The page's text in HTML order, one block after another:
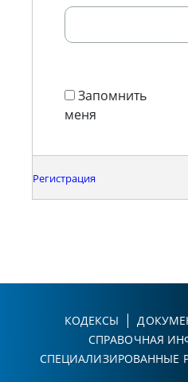
Запомнить
меня
Регистрация
КОДЕКСЫ
СПРАВОЧНАЯ
СПЕЦИАЛИЗИРОВАННЫЕ